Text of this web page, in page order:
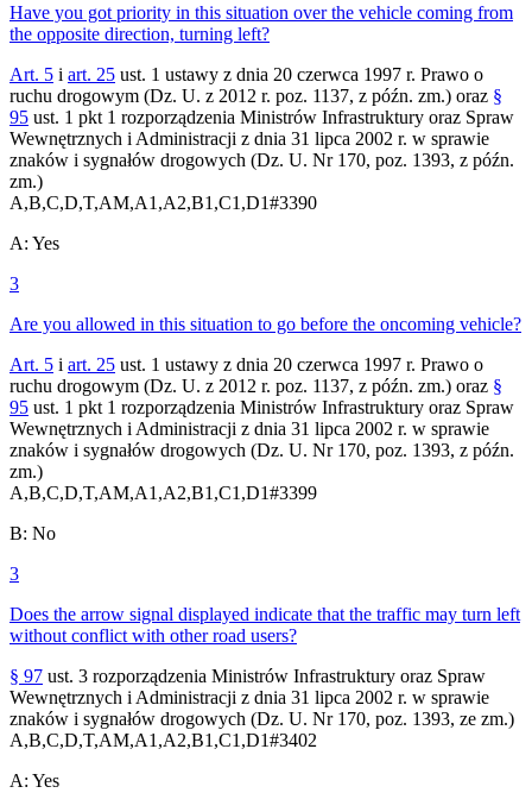
Have you got priority in this situation over the vehicle coming from
the opposite direction, turning left?
Art. 5 i art. 25 ust. 1 ustawy z dnia 20 czerwca 1997 r. Prawo o
ruchu drogowym (Dz. U. z 2012 r. poz. 1137, z późn. zm.) oraz §
95 ust. 1 pkt 1 rozporządzenia Ministrów Infrastruktury oraz Spraw
Wewnętrznych i Administracji z dnia 31 lipca 2002 r. w sprawie
znaków i sygnałów drogowych (Dz. U. Nr 170, poz. 1393, z późn.
zm.)
A,B,C,D,T,AM,A1,A2,B1,C1,D1#3390
A: Yes
3
Are you allowed in this situation to go before the oncoming vehicle?
Art. 5 i art. 25 ust. 1 ustawy z dnia 20 czerwca 1997 r. Prawo o
ruchu drogowym (Dz. U. z 2012 r. poz. 1137, z późn. zm.) oraz §
95 ust. 1 pkt 1 rozporządzenia Ministrów Infrastruktury oraz Spraw
Wewnętrznych i Administracji z dnia 31 lipca 2002 r. w sprawie
znaków i sygnałów drogowych (Dz. U. Nr 170, poz. 1393, z późn.
zm.)
A,B,C,D,T,AM,A1,A2,B1,C1,D1#3399
B: No
3
Does the arrow signal displayed indicate that the traffic may turn left
without conflict with other road users?
§ 97 ust. 3 rozporządzenia Ministrów Infrastruktury oraz Spraw
Wewnętrznych i Administracji z dnia 31 lipca 2002 r. w sprawie
znaków i sygnałów drogowych (Dz. U. Nr 170, poz. 1393, ze zm.)
A,B,C,D,T,AM,A1,A2,B1,C1,D1#3402
A: Yes